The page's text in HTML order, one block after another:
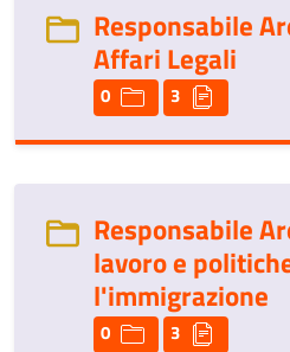
Responsabile
Affari Legali
0 3
Responsabile
lavoro e
l'immigrazione
0 3